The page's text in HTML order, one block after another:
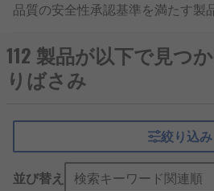
品質の安全性承認基準を満たす製
築き上げた評判の賜物です。はさ
ペア部品と他の ナイフ/はさみ/万
納用品 のアイテムの在庫を十二分
さみ/ニブラー 製品をお届けしま
ー 製品を大量購入、あるいはアイ
入であっても、数万のアイテム
行っております。はさみ/ニブラー
112 製品が以下で見つ
りばさみ
絞り込み
並び替え 検索キーワード関連順